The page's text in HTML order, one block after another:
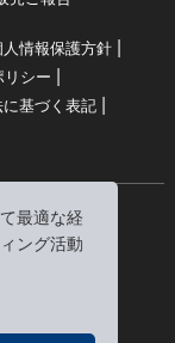
最適な経
ング活動
情報保護方針|
シー |
基づく表記 |
ホン）は